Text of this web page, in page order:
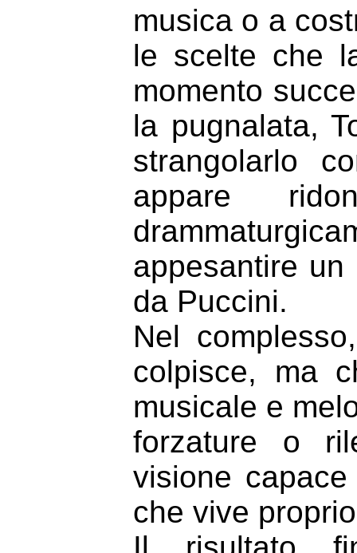
musica o a
le scelte che
momento
la pugnalata,
strangolarlo
appare
appesantire
da Puccini.
Nel
colpisce, ma
musicale e
forzature o
visione
che vive